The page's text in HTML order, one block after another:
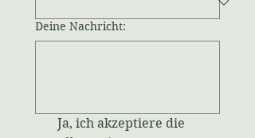
Deine Nachricht: